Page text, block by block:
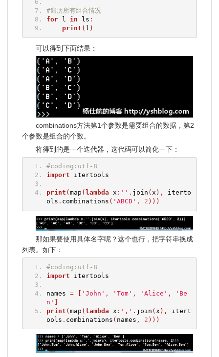
#遍历所有组合情况
for l in ls :
print ( l )
可以得到下面结果：
combinations方法第1个参数是需要组合的数据，第2
个参数是组合的个数。
将得到的是一个迭代器，这代码可以简化一下：
#coding:utf-8
import itertools
print ( map ( lambda x : '' . join ( x ),
iterto
ols . combinations ( 'ABCD' , 2 )))
那如果要使用具体名字呢？这个也行，把字符串换成
列表。如下：
#coding:utf-8
import itertools
names = 'John' , 'Tom' , 'Alice' ,
'Be
n'
print ( map ( lambda x : ',' . join ( x ),
itert
ools . combinations ( names , 2 )))